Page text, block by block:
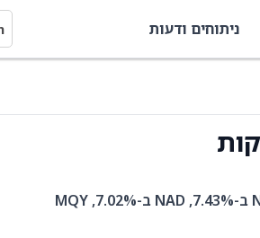
ניתוחים ודעות
XMPT היא קרן סל עם 39 אחזקות. בין האחזקות המובילות: MHD ב-7.44%, NEA ב-7.43%, NAD ב-7.02%, MQY